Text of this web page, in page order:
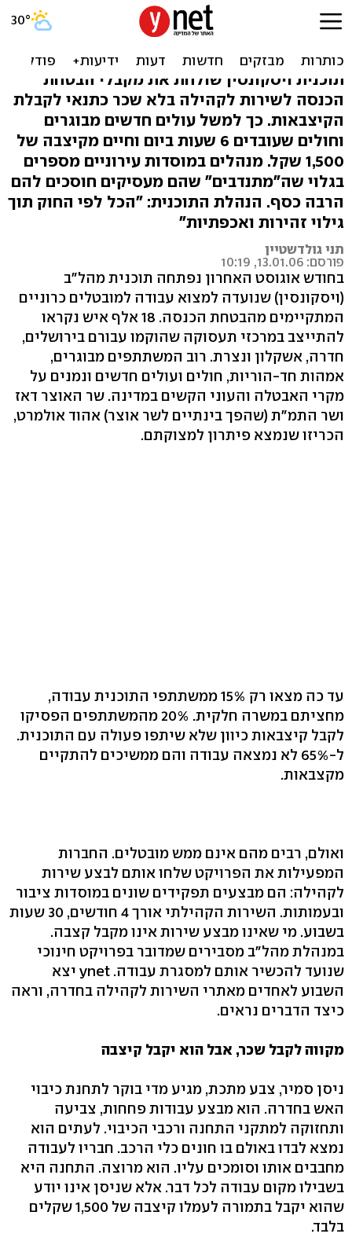
תוכנית ויסקונסין: "עובדים
ובתמורה מקבלים תעסוקה"
תוכנית ויסקונסין שולחת את מקבלי הבטחת
הכנסה לשירות לקהילה בלא שכר כתנאי לקבלת
הקיצבאות. כך למשל עולים חדשים מבוגרים
וחולים שעובדים 6 שעות ביום וחיים מקיצבה של
1,500 שקל. מנהלים במוסדות עירוניים מספרים
בגלוי שה"מתנדבים" שהם מעסיקים חוסכים להם
הרבה כסף. הנהלת התוכנית: "הכל לפי החוק תוך
גילוי זהירות ואכפתיות"
תני גולדשטיין
פורסם: 13.01.06, 10:19
בחודש אוגוסט האחרון נפתחה תוכנית מהל"ב
(ויסקונסין) שנועדה למצוא עבודה למובטלים כרוניים
המתקיימים מהבטחת הכנסה. 18 אלף איש נקראו
להתייצב במרכזי תעסוקה שהוקמו עבורם בירושלים,
חדרה, אשקלון ונצרת. רוב המשתתפים מבוגרים,
אמהות חד-הוריות, חולים ועולים חדשים ונמנים על
מקרי האבטלה והעוני הקשים במדינה. שר האוצר דאז
ושר התמ"ת (שהפך בינתיים לשר אוצר) אהוד אולמרט,
הכריזו שנמצא פיתרון למצוקתם.
עד כה מצאו רק 15% ממשתתפי התוכנית עבודה,
מחציתם במשרה חלקית. 20% מהמשתתפים הפסיקו
לקבל קיצבאות כיוון שלא שיתפו פעולה עם התוכנית.
ל-65% לא נמצאה עבודה והם ממשיכים להתקיים
מקצבאות.
ואולם, רבים מהם אינם ממש מובטלים. החברות
המפעילות את הפרויקט שלחו אותם לבצע שירות
לקהילה: הם מבצעים תפקידים שונים במוסדות ציבור
ובעמותות. השירות הקהילתי אורך 4 חודשים, 30 שעות
בשבוע. מי שאינו מבצע שירות אינו מקבל קצבה.
במנהלת מהל"ב מסבירים שמדובר בפרויקט חינוכי
שנועד להכשיר אותם למסגרת עבודה. ynet יצא
השבוע לאחדים מאתרי השירות לקהילה בחדרה, וראה
כיצד הדברים נראים.
מקווה לקבל שכר, אבל הוא יקבל קיצבה
ניסן סמיר, צבע מתכת, מגיע מדי בוקר לתחנת כיבוי
האש בחדרה. הוא מבצע עבודות פחחות, צביעה
ותחזוקה למתקני התחנה ורכבי הכיבוי. לעתים הוא
נמצא לבדו באולם בו חונים כלי הרכב. חבריו לעבודה
מחבבים אותו וסומכים עליו. הוא מרוצה. התחנה היא
בשבילו מקום עבודה לכל דבר. אלא שניסן אינו יודע
שהוא יקבל בתמורה לעמלו קיצבה של 1,500 שקלים
בלבד.